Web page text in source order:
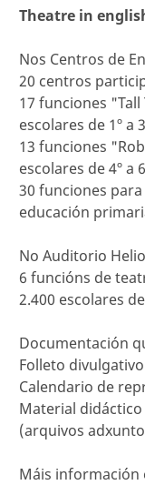
Theatre in
Nos Centros de
20 centros
17 funciones
escolares de 1º a
13 funciones
escolares de 4º a
30 funciones
educación
No Auditorio
6 funcións de
2.400 escolares
Documentación
Folleto
Calendario de
Material
(arquivos
Máis información